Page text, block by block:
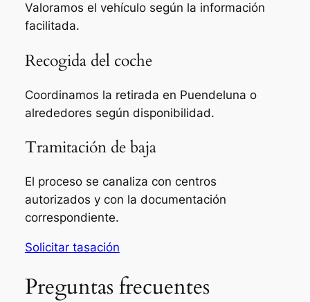
Valoramos el vehículo según la información
facilitada.
Recogida del coche
Coordinamos la retirada en Puendeluna o
alrededores según disponibilidad.
Tramitación de baja
El proceso se canaliza con centros
autorizados y con la documentación
correspondiente.
Solicitar tasación
Preguntas frecuentes